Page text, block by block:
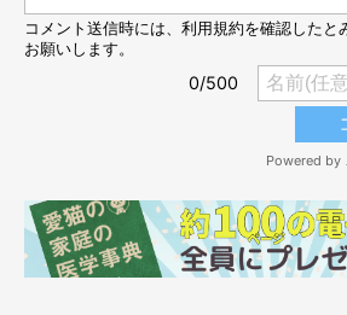
ねこのきもちweb
赤いエリザベスカラーが似合うてんちゃん